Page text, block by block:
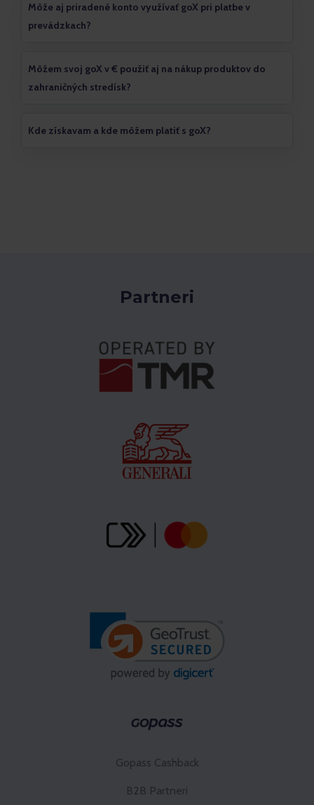
Môže aj priradené konto využívať goX pri platbe v
prevádzkach?
Môžem svoj goX v € použiť aj na nákup produktov do
zahraničných stredísk?
Kde získavam a kde môžem platiť s goX?
Partneri
Gopass Cashback
B2B Partneri